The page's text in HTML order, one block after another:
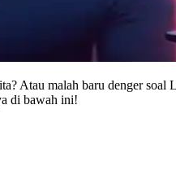
Atau malah baru denger
di bawah ini!